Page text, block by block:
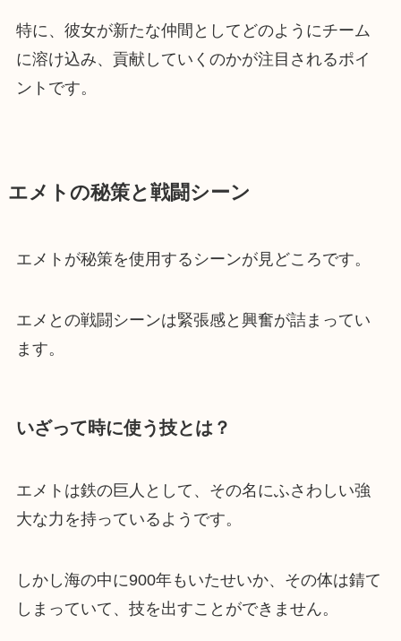
特に、彼女が新たな仲間としてどのようにチーム
に溶け込み、貢献していくのかが注目されるポイ
ントです。
エメトの秘策と戦闘シーン
エメトが秘策を使用するシーンが見どころです。
エメとの戦闘シーンは緊張感と興奮が詰まってい
ます。
いざって時に使う技とは？
エメトは鉄の巨人として、その名にふさわしい強
大な力を持っているようです。
しかし海の中に900年もいたせいか、その体は錆て
しまっていて、技を出すことができません。